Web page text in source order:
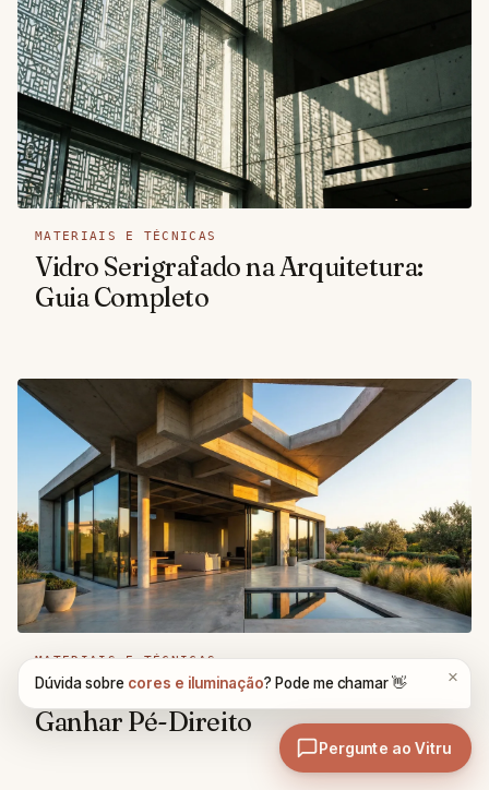
MATERIAIS E TÉCNICAS
Vidro Serigrafado na Arquitetura:
Guia Completo
MATERIAIS E TÉCNICAS
Viga Invertida: Quando Usar Para
Ganhar Pé-Direito